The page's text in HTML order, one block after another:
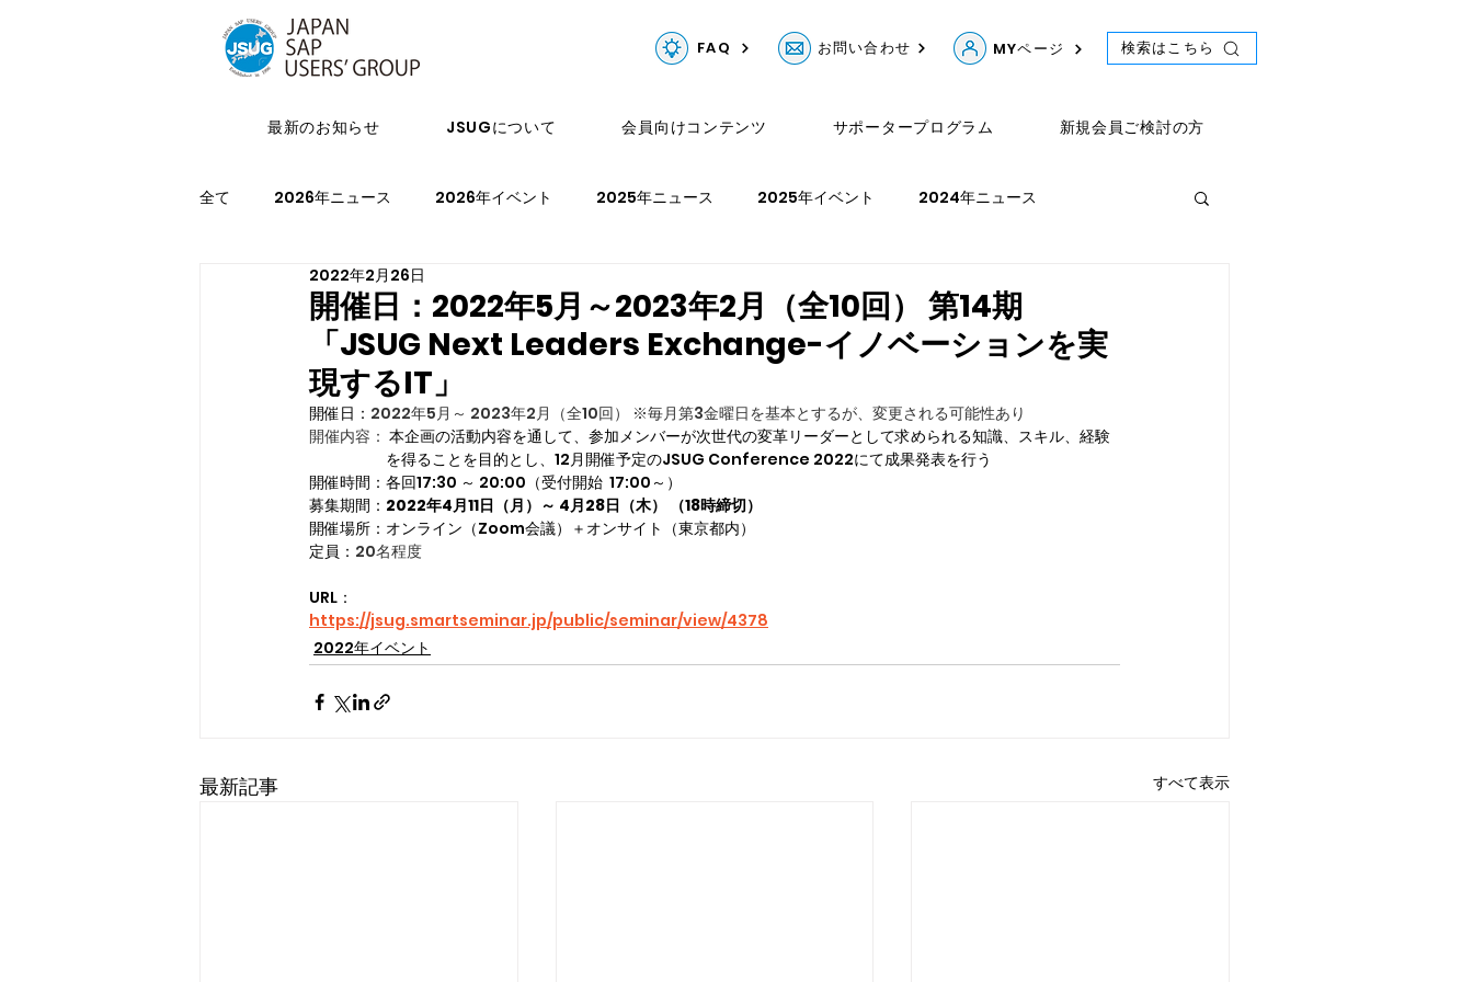
FAQ お問い合わせ MYページ 検索はこちら
最新のお知らせ JSUGについて 会員向けコンテンツ サポータープログラム 新規会員ご検討の方
全て 2026年ニュース 2026年イベント 2025年ニュース 2025年イベント 2024年ニュース
2024年イベント 2023年ニュース
2021年スケジュール 2027年イベント
開催日：2022年5月～2023年2月（全10回） 第14期
「JSUG Next Leaders Exchange-イノベーションを実
現するIT」
2022年2月26日
開催日： 2022年5月～ 2023年2月（全10回） ※毎月第3金曜日を基本とするが、変更される可能性あり
開催内容： 本企画の活動内容を通して、参加メンバーが次世代の変革リーダーとして求められる知識、スキル、経験
を得ることを目的とし、12月開催予定のJSUG Conference 2022にて成果発表を行う
開催時間：各回17:30 ～ 20:00（受付開始  17:00～）
募集期間： 2022年4月11日（月）～ 4月28日（木） （18時締切）
開催場所：オンライン（Zoom会議）＋オンサイト（東京都内）
定員： 20名程度
URL：
https://jsug.smartseminar.jp/public/seminar/view/4378
2022年イベント
最新記事 すべて表示